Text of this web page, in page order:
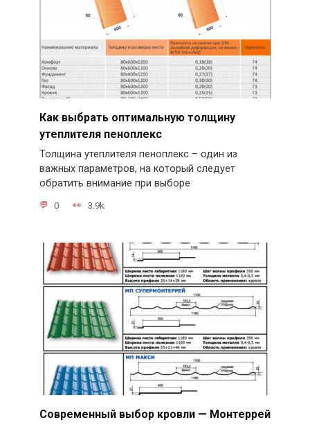
Как выбрать оптимальную толщину
утеплителя пеноплекс
Толщина утеплителя пеноплекс – один из
важных параметров, на который следует
обратить внимание при выборе
0 3.9k.
Современный выбор кровли — Монтеррей